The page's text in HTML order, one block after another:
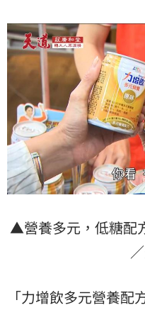
▲營養多元，低糖配
「力增飲多元營養